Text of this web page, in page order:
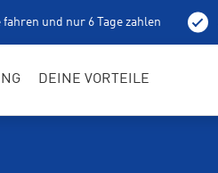
fahren und nur 6 Tage zahlen
DEINE VORTEILE